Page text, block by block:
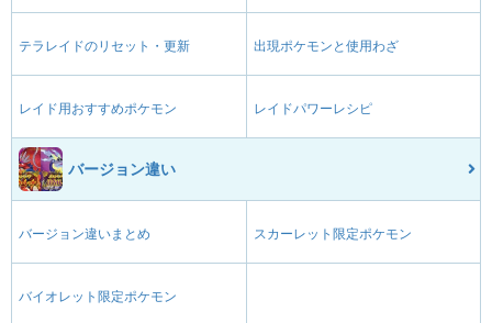
テラレイドのリセット・更新 出現ポケモンと使用わざ
レイド用おすすめポケモン レイドパワーレシピ
バージョン違い
バージョン違いまとめ スカーレット限定ポケモン
バイオレット限定ポケモン